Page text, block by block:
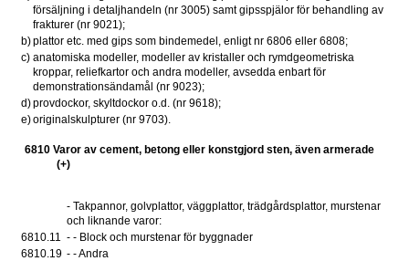
försäljning i detaljhandeln (nr 3005) samt gipsspjälor för behandling av
frakturer (nr 9021);
b)plattor etc. med gips som bindemedel, enligt nr 6806 eller 6808;
c) anatomiska modeller, modeller av kristaller och rymdgeometriska
kroppar, reliefkartor och andra modeller, avsedda enbart för
demonstrationsändamål (nr 9023);
d)provdockor, skyltdockor o.d. (nr 9618);
e)originalskulpturer (nr 9703).
6810 Varor av cement, betong eller konstgjord sten, även armerade
(+)
- Takpannor, golvplattor, väggplattor, trädgårdsplattor, murstenar
och liknande varor:
6810.11
- - Block och murstenar för byggnader
6810.19 - - Andra